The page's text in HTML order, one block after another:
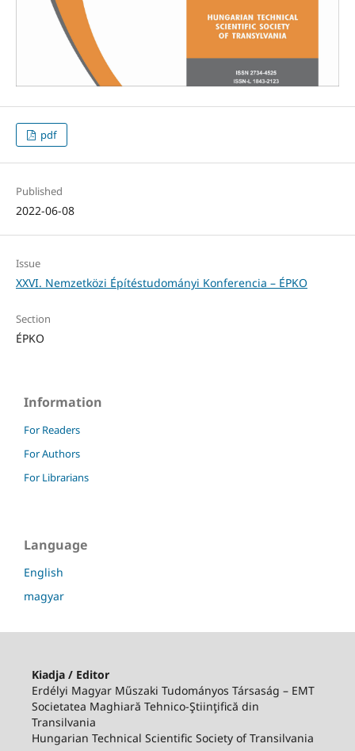
pdf
Published
2022-06-08
Issue
XXVI. Nemzetközi Építéstudományi Konferencia – ÉPKO
Section
ÉPKO
Information
For Readers
For Authors
For Librarians
Language
English
magyar
Kiadja / Editor
Erdélyi Magyar Műszaki Tudományos Társaság – EMT
Societatea Maghiară Tehnico-Ştiinţifică din
Transilvania
Hungarian Technical Scientific Society of Transilvania